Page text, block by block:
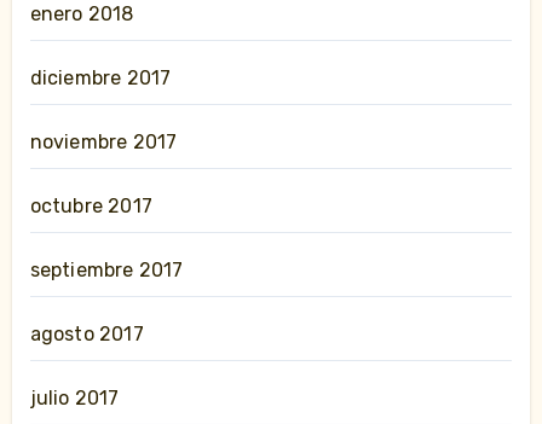
enero 2018
diciembre 2017
noviembre 2017
octubre 2017
septiembre 2017
agosto 2017
julio 2017